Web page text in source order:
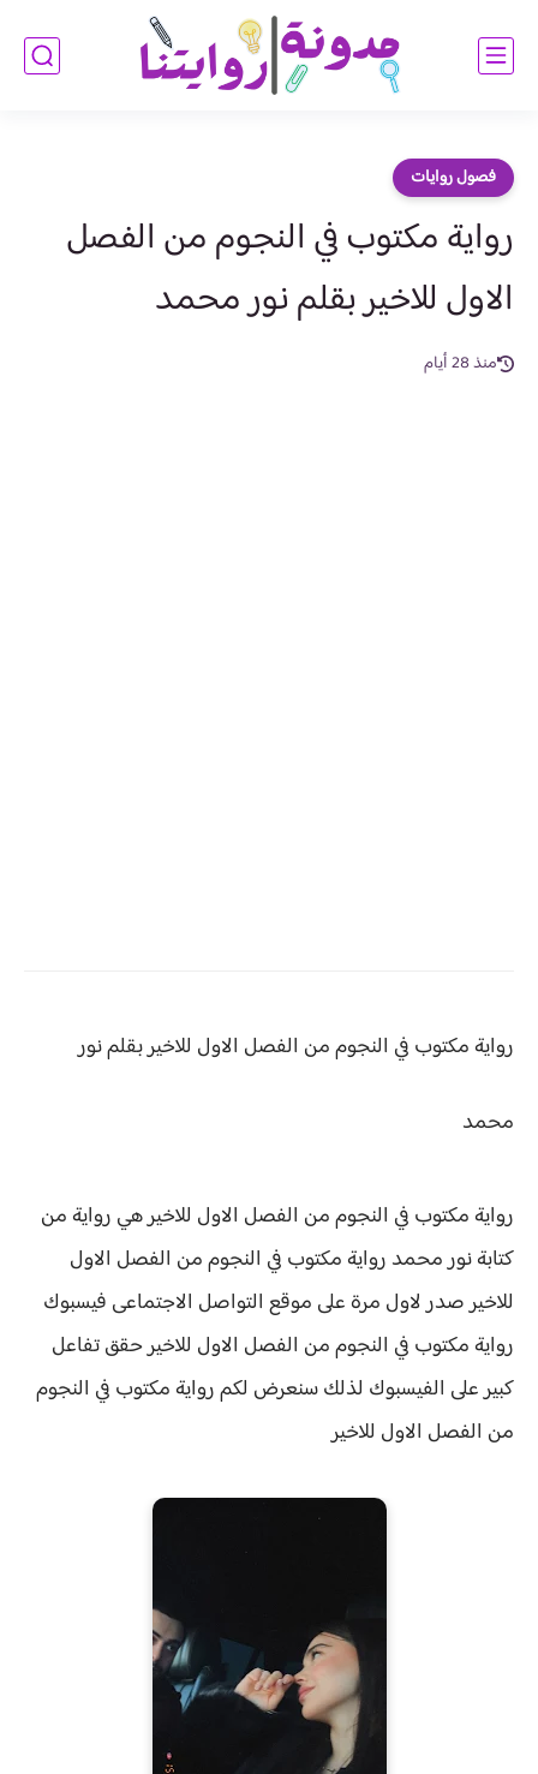
فصول روايات
رواية مكتوب في النجوم من الفصل
الاول للاخير بقلم نور محمد
منذ 28 أيام
رواية مكتوب في النجوم من الفصل الاول للاخير بقلم نور
محمد
رواية مكتوب في النجوم من الفصل الاول للاخير هي رواية من
كتابة نور محمد رواية مكتوب في النجوم من الفصل الاول
للاخير صدر لاول مرة على موقع التواصل الاجتماعى فيسبوك
رواية مكتوب في النجوم من الفصل الاول للاخير حققتفاعل
كبير على الفيسبوك لذلك سنعرض لكمرواية مكتوب في النجوم
من الفصل الاول للاخير